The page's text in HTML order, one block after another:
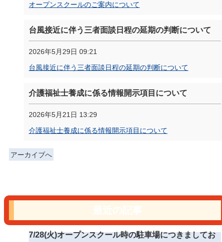
オープンスクールのご案内について
台風接近に伴う三者面談日程の延期の判断について
2026年5月29日 09:21
台風接近に伴う三者面談日程の延期の判断について
介護福祉士養成に係る情報開示項目について
2026年5月21日 13:29
介護福祉士養成に係る情報開示項目について
アーカイブへ
7/28(火)オープンスクール時の駐車場につきましてお